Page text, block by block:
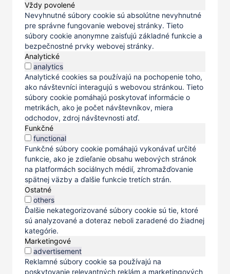
Vždy povolené
Nevyhnutné súbory cookie sú absolútne nevyhnutné
pre správne fungovanie webovej stránky. Tieto
súbory cookie anonymne zaisťujú základné funkcie a
bezpečnostné prvky webovej stránky.
Analytické
analytics
Analytické cookies sa používajú na pochopenie toho,
ako návštevníci interagujú s webovou stránkou. Tieto
súbory cookie pomáhajú poskytovať informácie o
metrikách, ako je počet návštevníkov, miera
odchodov, zdroj návštevnosti atď.
Funkčné
functional
Funkčné súbory cookie pomáhajú vykonávať určité
funkcie, ako je zdieľanie obsahu webových stránok
na platformách sociálnych médií, zhromažďovanie
spätnej väzby a ďalšie funkcie tretích strán.
Ostatné
others
Ďalšie nekategorizované súbory cookie sú tie, ktoré
sú analyzované a doteraz neboli zaradené do žiadnej
kategórie.
Marketingové
advertisement
Reklamné súbory cookie sa používajú na
poskytovanie relevantných reklám a marketingových